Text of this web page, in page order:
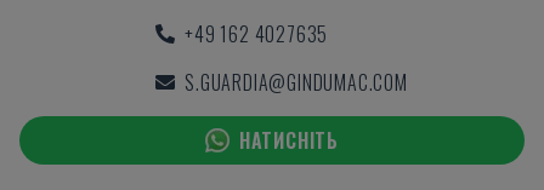
+49 162 4027635
S.GUARDIA@GINDUMAC.COM
НАТИСНІТЬ